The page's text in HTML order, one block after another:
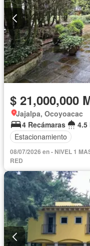
$ 21,000,000
Jajalpa, Ocoyoacac
4 Recámaras
4.5
Estacionamiento
08/07/2026 en - NIVEL 1
RED